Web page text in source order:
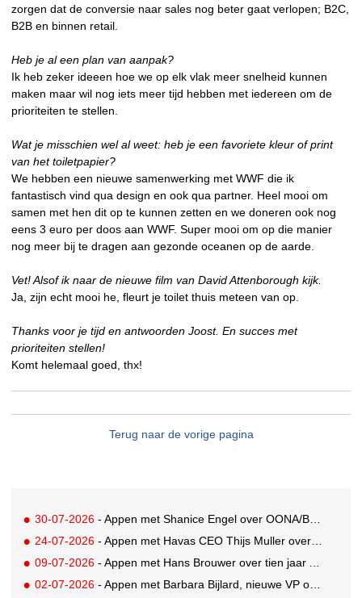
zorgen dat de conversie naar sales nog beter gaat verlopen; B2C,
B2B en binnen retail.
Heb je al een plan van aanpak?
Ik heb zeker ideeen hoe we op elk vlak meer snelheid kunnen
maken maar wil nog iets meer tijd hebben met iedereen om de
prioriteiten te stellen.
Wat je misschien wel al weet: heb je een favoriete kleur of print
van het toiletpapier?
We hebben een nieuwe samenwerking met WWF die ik
fantastisch vind qua design en ook qua partner. Heel mooi om
samen met hen dit op te kunnen zetten en we doneren ook nog
eens 3 euro per doos aan WWF. Super mooi om op die manier
nog meer bij te dragen aan gezonde oceanen op de aarde.
Vet! Alsof ik naar de nieuwe film van David Attenborough kijk.
Ja, zijn echt mooi he, fleurt je toilet thuis meteen van op.
Thanks voor je tijd en antwoorden Joost. En succes met
prioriteiten stellen!
Komt helemaal goed, thx!
Terug naar de vorige pagina
30-07-2026 - Appen met Shanice Engel over OONA/BAAS' Human Influence Paper
24-07-2026 - Appen met Havas CEO Thijs Muller over de overname van SportVibes
09-07-2026 - Appen met Hans Brouwer over tien jaar A'DAM Toren
02-07-2026 - Appen met Barbara Bijlard, nieuwe VP of Clients bij DEPT